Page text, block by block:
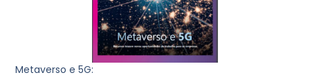
Metaverso e 5G: